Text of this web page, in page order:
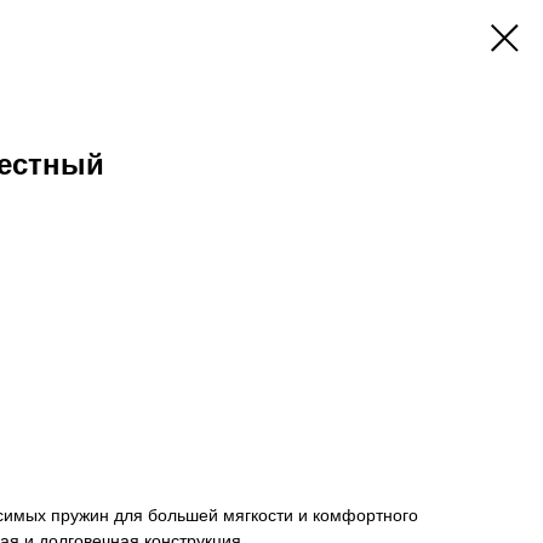
пружин для большей мягкости и комфортного